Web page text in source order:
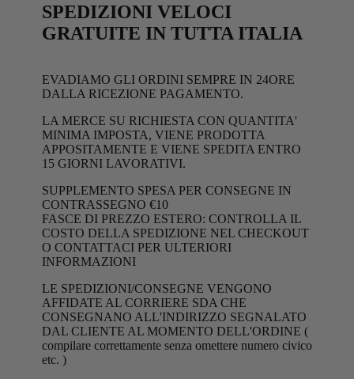
SPEDIZIONI VELOCI
GRATUITE IN TUTTA ITALIA
EVADIAMO GLI ORDINI SEMPRE IN 24ORE
DALLA RICEZIONE PAGAMENTO.
LA MERCE SU RICHIESTA CON QUANTITA'
MINIMA IMPOSTA, VIENE PRODOTTA
APPOSITAMENTE E VIENE SPEDITA ENTRO
15 GIORNI LAVORATIVI.
SUPPLEMENTO SPESA PER CONSEGNE IN
CONTRASSEGNO €10
FASCE DI PREZZO ESTERO: CONTROLLA IL
COSTO DELLA SPEDIZIONE NEL CHECKOUT
O CONTATTACI PER ULTERIORI
INFORMAZIONI
LE SPEDIZIONI/CONSEGNE VENGONO
AFFIDATE AL CORRIERE SDA CHE
CONSEGNANO ALL'INDIRIZZO SEGNALATO
DAL CLIENTE AL MOMENTO DELL'ORDINE (
compilare correttamente senza omettere numero civico
etc. )